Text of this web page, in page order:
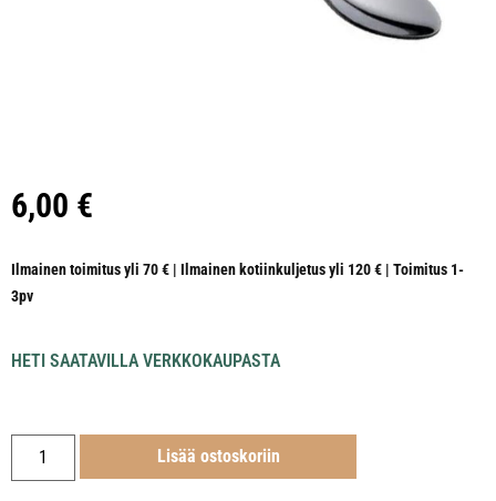
6,00 €
Ilmainen toimitus yli 70 € | Ilmainen kotiinkuljetus yli 120 € | Toimitus 1-
3pv
HETI SAATAVILLA VERKKOKAUPASTA
Lisää ostoskoriin